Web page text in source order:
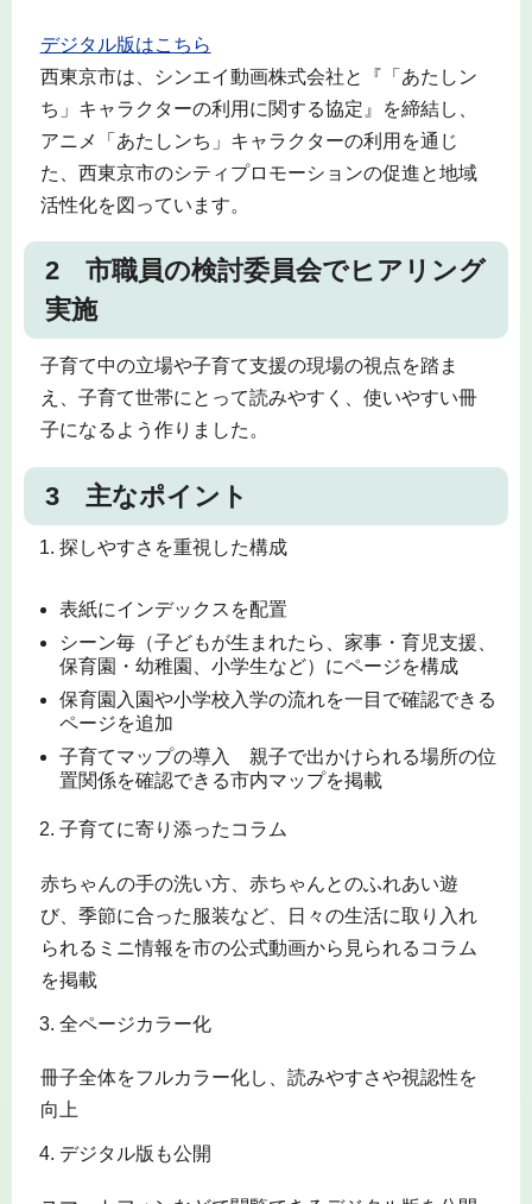
デジタル版はこちら
西東京市は、シンエイ動画株式会社と『「あたしン
ち」キャラクターの利用に関する協定』を締結し、
アニメ「あたしンち」キャラクターの利用を通じ
た、西東京市のシティプロモーションの促進と地域
活性化を図っています。
2 市職員の検討委員会でヒアリング
実施
子育て中の立場や子育て支援の現場の視点を踏ま
え、子育て世帯にとって読みやすく、使いやすい冊
子になるよう作りました。
3 主なポイント
探しやすさを重視した構成
表紙にインデックスを配置
シーン毎（子どもが生まれたら、家事・育児支援、
保育園・幼稚園、小学生など）にページを構成
保育園入園や小学校入学の流れを一目で確認できる
ページを追加
子育てマップの導入 親子で出かけられる場所の位
置関係を確認できる市内マップを掲載
子育てに寄り添ったコラム
赤ちゃんの手の洗い方、赤ちゃんとのふれあい遊
び、季節に合った服装など、日々の生活に取り入れ
られるミニ情報を市の公式動画から見られるコラム
を掲載
全ページカラー化
冊子全体をフルカラー化し、読みやすさや視認性を
向上
デジタル版も公開